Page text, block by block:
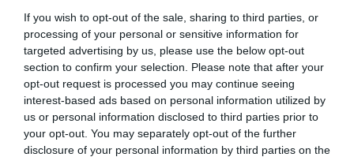
If you wish to opt-out of the sale, sharing to third parties, or
processing of your personal or sensitive information for
targeted advertising by us, please use the below opt-out
section to confirm your selection. Please note that after your
opt-out request is processed you may continue seeing
interest-based ads based on personal information utilized by
us or personal information disclosed to third parties prior to
your opt-out. You may separately opt-out of the further
disclosure of your personal information by third parties on the
La visión en 3D, la precisión de movimientos y su
versatilidad,el control de todos los instrumentos
desde la consola y su ergonomía permiten en
definitiva los mismos resultados oncológicos pero
unos mejores resultados funcionales.